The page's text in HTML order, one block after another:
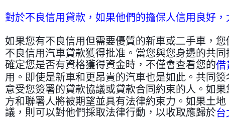
對於不良信用貸款，如果他們的擔保人信用良好
如果您有不良信用但需要優質的新車或二手車，
不良信用汽車貸款獲得批准。當您與您身邊的共
確定您是否有資格獲得資金時，不僅會查看您的借
用。即使是新車和更昂貴的汽車也是如此。共同
意受您簽署的貸款協議或貸款合同約束的人。如
方和聯署人將被期望並具有法律約束力。如果土
議，則可以對他們採取法律行動，以收取應歸於台